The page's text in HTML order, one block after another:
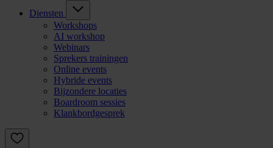
Diensten
Workshops
AI workshop
Webinars
Sprekers trainingen
Online events
Hybride events
Bijzondere locaties
Boardroom sessies
Klankbordgesprek